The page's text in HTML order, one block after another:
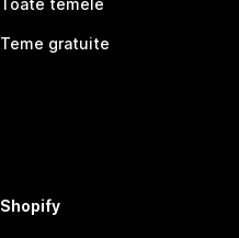
Toate temele
Teme gratuite
Shopify